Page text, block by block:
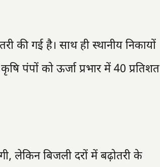
की गई है। साथ ही स्थानीय निकायों
पंपों को ऊर्जा प्रभार में 40 प्रतिशत
लेकिन बिजली दरों में बढ़ोतरी के